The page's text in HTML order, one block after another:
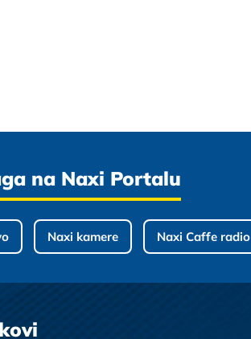
na Naxi Portalu
Naxi kamere Naxi Caffe radio